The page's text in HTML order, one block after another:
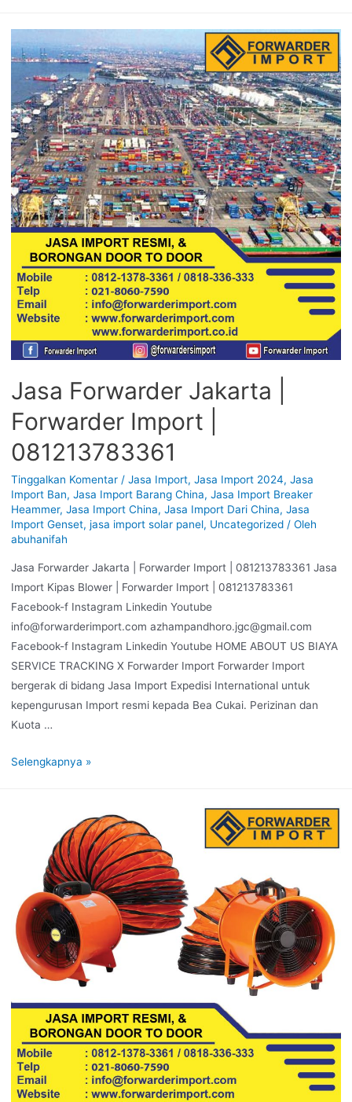
Jasa Forwarder Jakarta |
Forwarder Import |
081213783361
Tinggalkan Komentar / Jasa Import, Jasa Import 2024, Jasa
Import Ban, Jasa Import Barang China, Jasa Import Breaker
Heammer, Jasa Import China, Jasa Import Dari China, Jasa
Import Genset, jasa import solar panel, Uncategorized/ Oleh
abuhanifah
Jasa Forwarder Jakarta | Forwarder Import | 081213783361 Jasa
Import Kipas Blower | Forwarder Import | 081213783361
Facebook-f Instagram Linkedin Youtube
info@forwarderimport.com azhampandhoro.jgc@gmail.com
Facebook-f Instagram Linkedin Youtube HOME ABOUT US BIAYA
SERVICE TRACKING X Forwarder Import Forwarder Import
bergerak di bidang Jasa Import Expedisi International untuk
kepengurusan Import resmi kepada Bea Cukai. Perizinan dan
Kuota …
Selengkapnya »